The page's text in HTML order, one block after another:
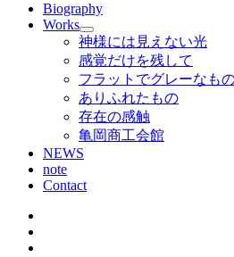
Biography
Works
メ
ニ
ュ
ー
を
開
く
神様には見えない光
感覚だけを残して
フラットでグレーなも
ありふれたもの
存在の感触
亀岡商工会館
NEWS
note
Contact